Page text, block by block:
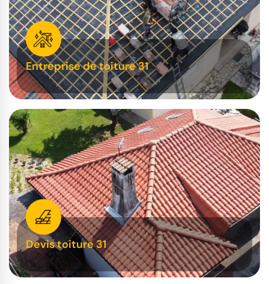
Entreprise de toiture 31
Devis toiture 31